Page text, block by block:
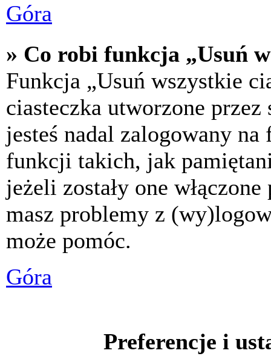
Góra
» Co robi funkcja „Usuń
Funkcja „Usuń wszystkie
ciasteczka utworzone
jesteś nadal zalogowany
funkcji takich, jak
jeżeli zostały one
masz problemy z
może pomóc.
Góra
Preferencje i